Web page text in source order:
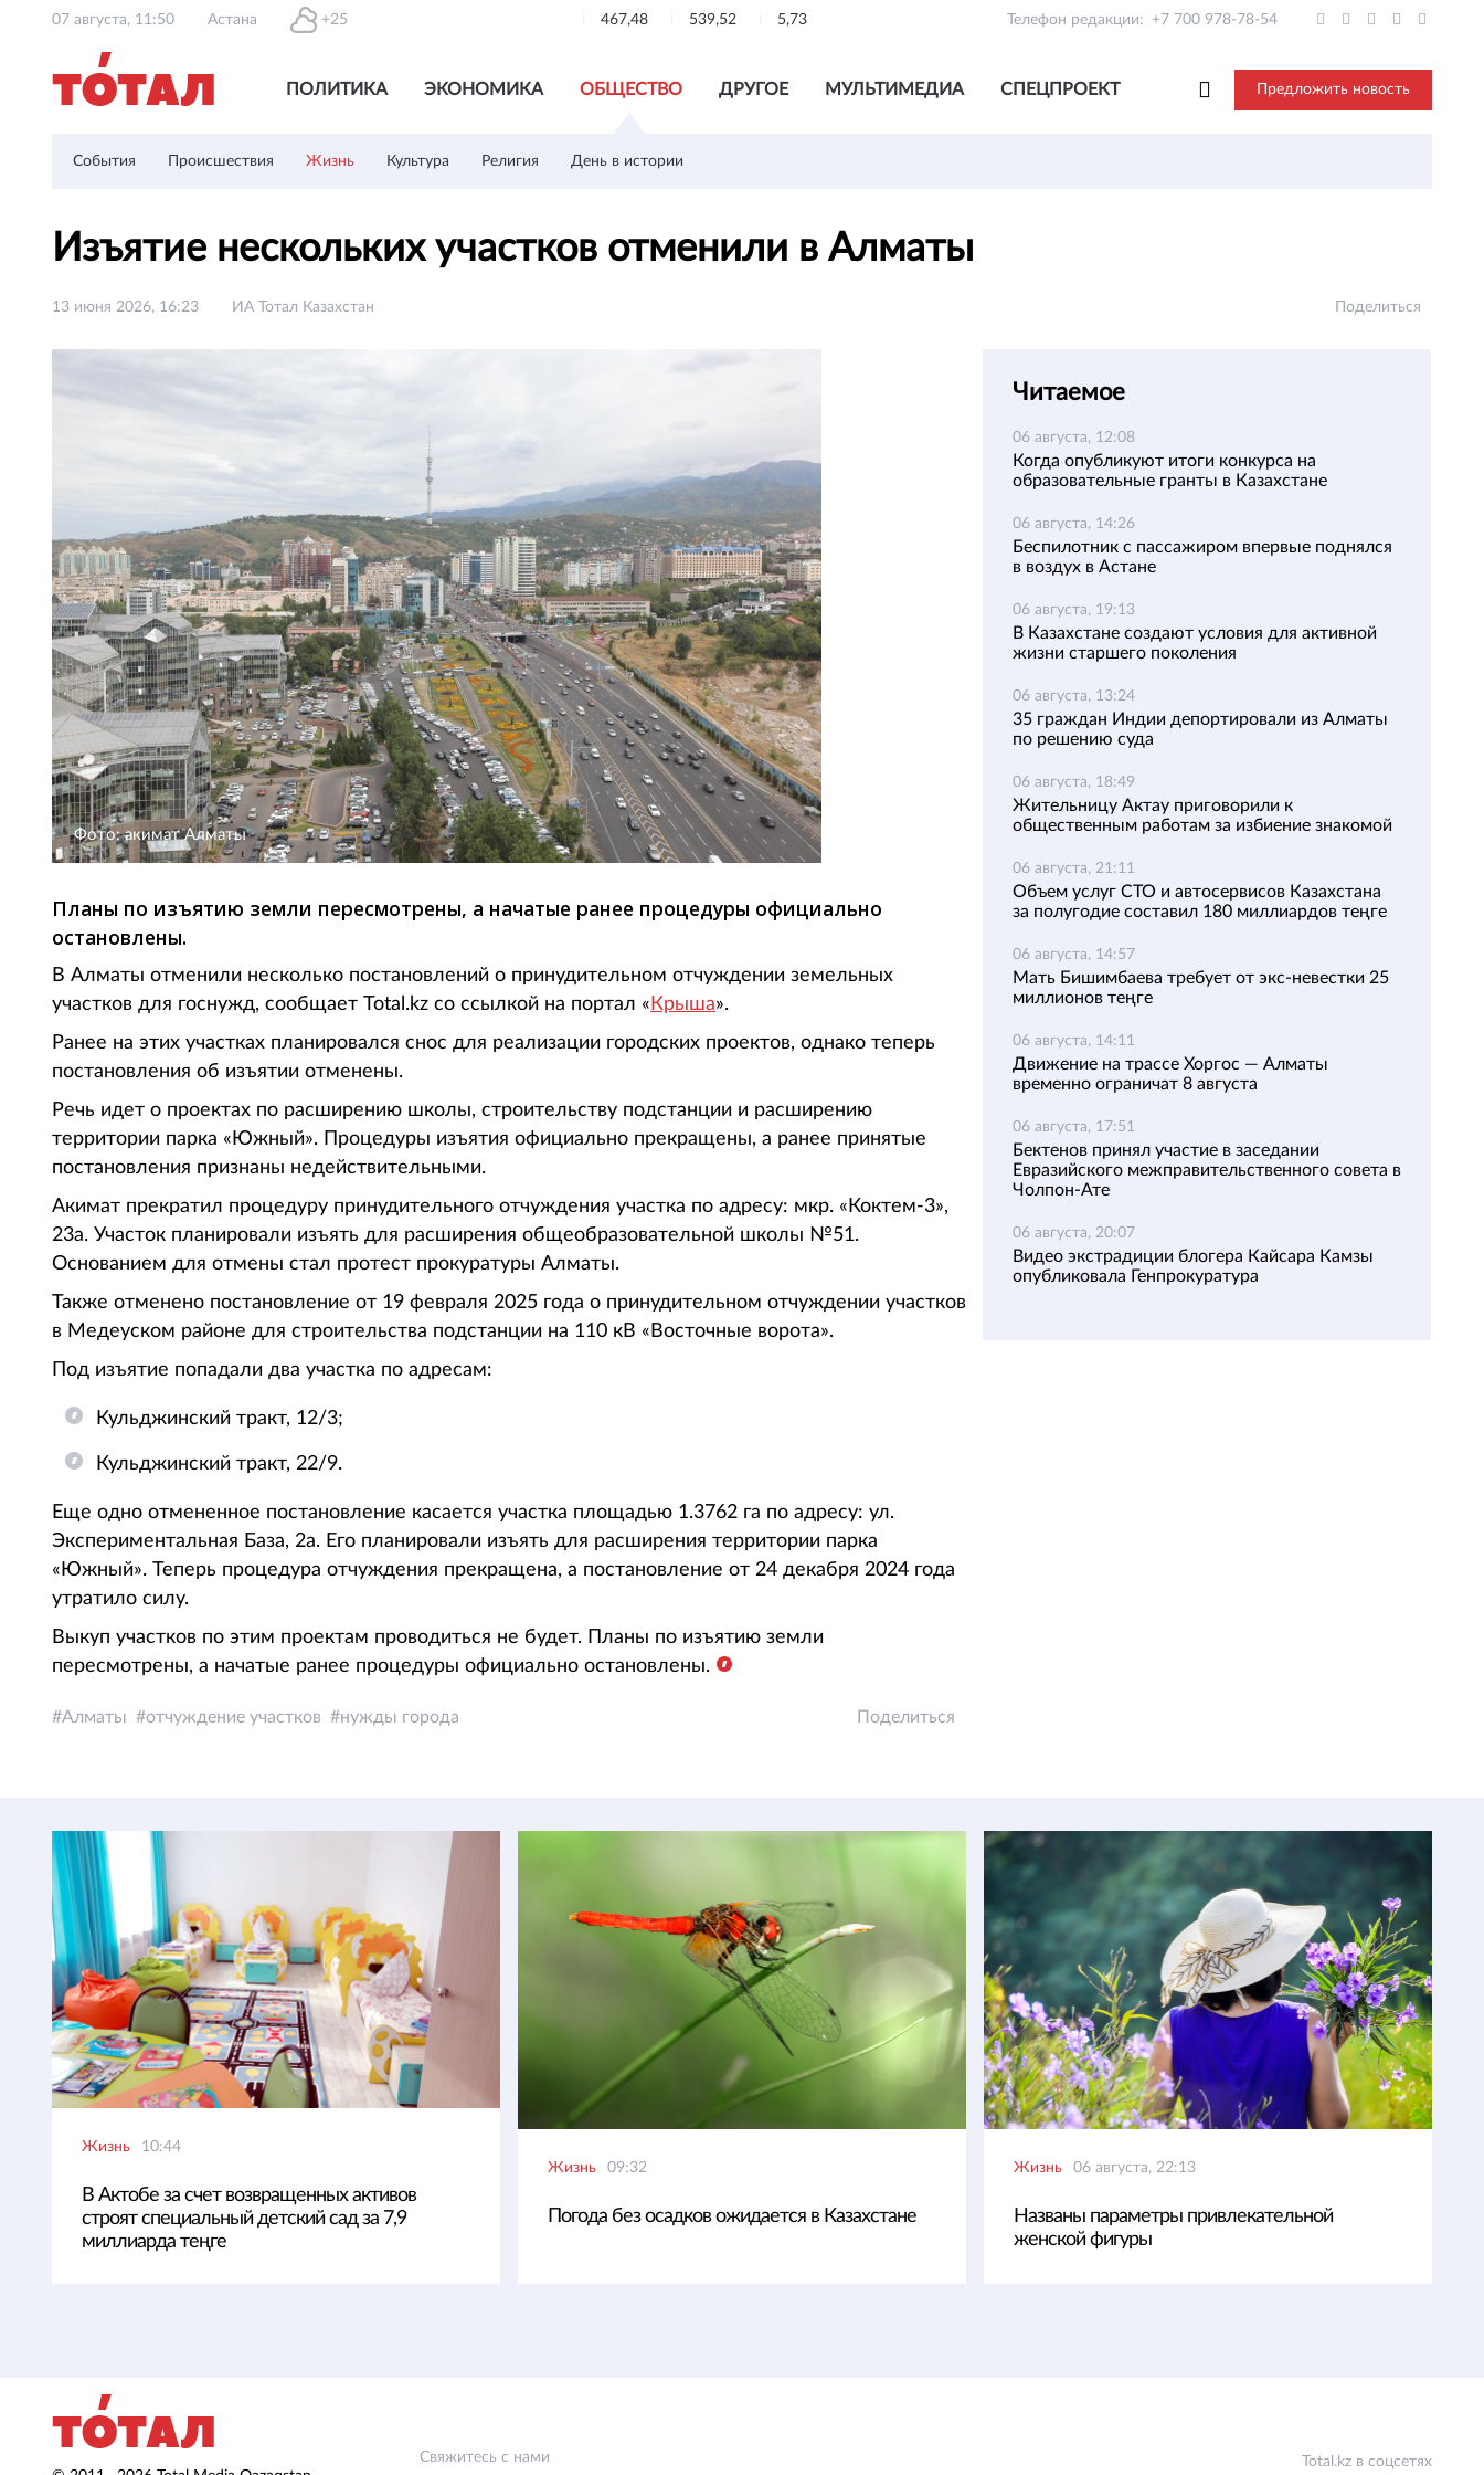
07 августа, 11:50 Астана +25 467,48 539,52 5,73 Телефон редакции: +7 700 978-78-54
ПОЛИТИКА ЭКОНОМИКА ОБЩЕСТВО ДРУГОЕ МУЛЬТИМЕДИА СПЕЦПРОЕКТ Предложить новость
События Происшествия Жизнь Культура Религия День в истории
Изъятие нескольких участков отменили в Алматы
13 июня 2026, 16:23 ИА Тотал Казахстан Поделиться
Фото: акимат Алматы
Планы по изъятию земли пересмотрены, а начатые ранее процедуры официально
остановлены.
В Алматы отменили несколько постановлений о принудительном отчуждении земельных
участков для госнужд, сообщает Total.kz со ссылкой на портал « Крыша».
Ранее на этих участках планировался снос для реализации городских проектов, однако теперь
постановления об изъятии отменены.
Речь идет о проектах по расширению школы, строительству подстанции и расширению
территории парка «Южный». Процедуры изъятия официально прекращены, а ранее принятые
постановления признаны недействительными.
Акимат прекратил процедуру принудительного отчуждения участка по адресу: мкр. «Коктем-3»,
23а. Участок планировали изъять для расширения общеобразовательной школы №51.
Основанием для отмены стал протест прокуратуры Алматы.
Также отменено постановление от 19 февраля 2025 года о принудительном отчуждении участков
в Медеуском районе для строительства подстанции на 110 кВ «Восточные ворота».
Под изъятие попадали два участка по адресам:
Кульджинский тракт, 12/3;
Кульджинский тракт, 22/9.
Еще одно отмененное постановление касается участка площадью 1.3762 га по адресу: ул.
Экспериментальная База, 2а. Его планировали изъять для расширения территории парка
«Южный». Теперь процедура отчуждения прекращена, а постановление от 24 декабря 2024 года
утратило силу.
Выкуп участков по этим проектам проводиться не будет. Планы по изъятию земли
пересмотрены, а начатые ранее процедуры официально остановлены.
Алматы отчуждение участков нужды города Поделиться
Читаемое
06 августа, 12:08
Когда опубликуют итоги конкурса на
образовательные гранты в Казахстане
06 августа, 14:26
Беспилотник с пассажиром впервые поднялся
в воздух в Астане
06 августа, 19:13
В Казахстане создают условия для активной
жизни старшего поколения
06 августа, 13:24
35 граждан Индии депортировали из Алматы
по решению суда
06 августа, 18:49
Жительницу Актау приговорили к
общественным работам за избиение знакомой
06 августа, 21:11
Объем услуг СТО и автосервисов Казахстана
за полугодие составил 180 миллиардов теңге
06 августа, 14:57
Мать Бишимбаева требует от экс-невестки 25
миллионов теңге
06 августа, 14:11
Движение на трассе Хоргос — Алматы
временно ограничат 8 августа
06 августа, 17:51
Бектенов принял участие в заседании
Евразийского межправительственного совета в
Чолпон-Ате
06 августа, 20:07
Видео экстрадиции блогера Кайсара Камзы
опубликовала Генпрокуратура
Жизнь 10:44
В Актобе за счет возвращенных активов
строят специальный детский сад за 7,9
миллиарда теңге
Жизнь 09:32
Погода без осадков ожидается в Казахстане
Жизнь 06 августа, 22:13
Названы параметры привлекательной
женской фигуры
Свяжитесь с нами Total.kz в соцсетях